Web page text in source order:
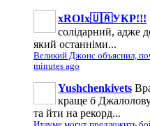
xROIx🇺🇦УКР!!!
солідарний, адже
який останніми...
Великий Джонс объяснил,
minutes ago
Yushchenkivets
краще б
та йти на рекорд...